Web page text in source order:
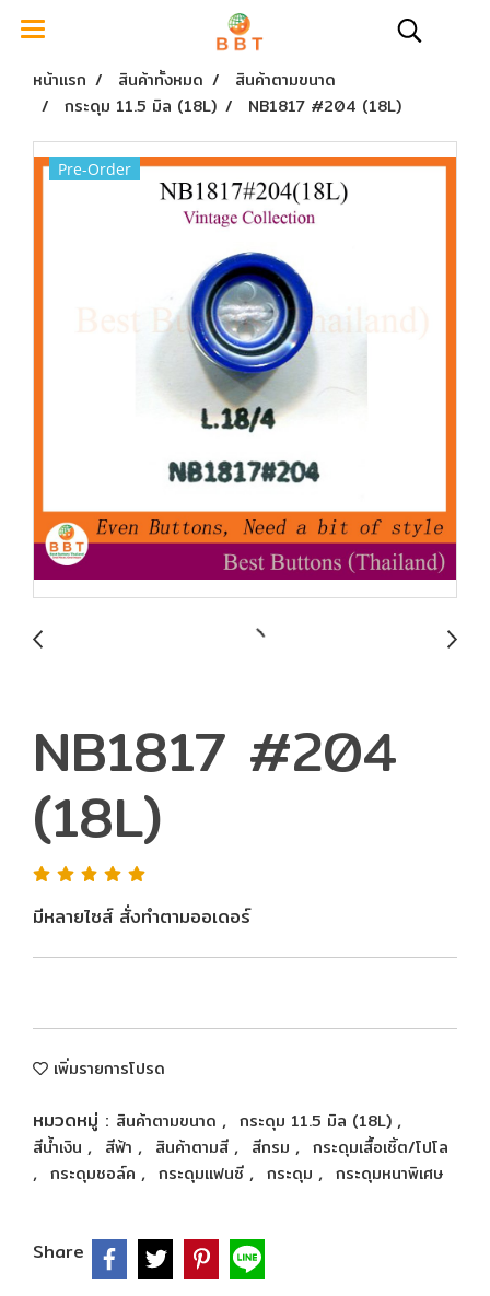
หน้าแรก สินค้าทั้งหมด
สินค้าตามขนาด
กระดุม 11.5 มิล (18L)
NB1817 #204 (18L)
Pre-Order
NB1817 #204
(18L)
มีหลายไซส์ สั่งทำตามออเดอร์
เพิ่มรายการโปรด
หมวดหมู่ : สินค้าตามขนาด , กระดุม 11.5 มิล (18L) ,
สีน้ำเงิน , สีฟ้า , สินค้าตามสี , สีกรม , กระดุมเสื้อเชิ้ต/โปโล
, กระดุมชอล์ค , กระดุมแฟนซี , กระดุม , กระดุมหนาพิเศษ
Share